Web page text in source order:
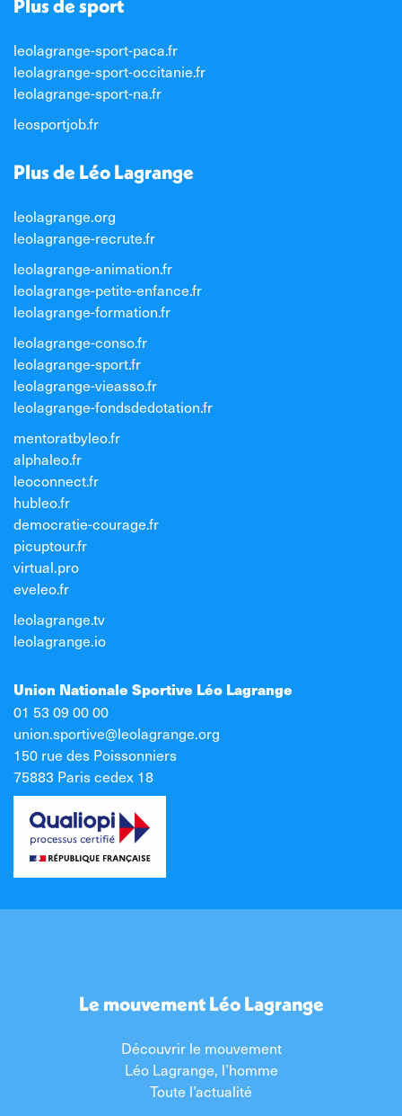
Plus de sport
leolagrange-sport-paca.fr
leolagrange-sport-occitanie.fr
leolagrange-sport-na.fr
leosportjob.fr
Plus de Léo Lagrange
leolagrange.org
leolagrange-recrute.fr
leolagrange-animation.fr
leolagrange-petite-enfance.fr
leolagrange-formation.fr
leolagrange-conso.fr
leolagrange-sport.fr
leolagrange-vieasso.fr
leolagrange-fondsdedotation.fr
mentoratbyleo.fr
alphaleo.fr
leoconnect.fr
hubleo.fr
democratie-courage.fr
picuptour.fr
virtual.pro
eveleo.fr
leolagrange.tv
leolagrange.io
Union Nationale Sportive Léo Lagrange
01 53 09 00 00
union.sportive@leolagrange.org
150 rue des Poissonniers
75883 Paris cedex 18
Le mouvement Léo Lagrange
Découvrir le mouvement
Léo Lagrange, l’homme
Toute l’actualité